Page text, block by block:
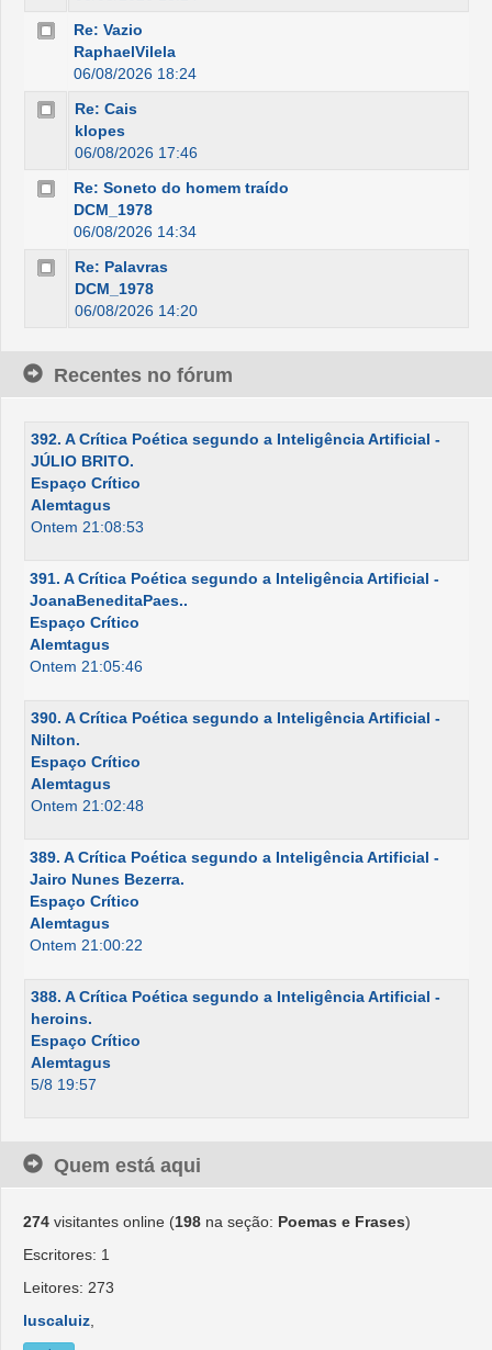
Re: Vazio
RaphaelVilela
06/08/2026 18:24
Re: Cais
klopes
06/08/2026 17:46
Re: Soneto do homem traído
DCM_1978
06/08/2026 14:34
Re: Palavras
DCM_1978
06/08/2026 14:20
Recentes no fórum
392. A Crítica Poética segundo a Inteligência Artificial -
JÚLIO BRITO.
Espaço Crítico
Alemtagus
Ontem 21:08:53
391. A Crítica Poética segundo a Inteligência Artificial -
JoanaBeneditaPaes..
Espaço Crítico
Alemtagus
Ontem 21:05:46
390. A Crítica Poética segundo a Inteligência Artificial -
Nilton.
Espaço Crítico
Alemtagus
Ontem 21:02:48
389. A Crítica Poética segundo a Inteligência Artificial -
Jairo Nunes Bezerra.
Espaço Crítico
Alemtagus
Ontem 21:00:22
388. A Crítica Poética segundo a Inteligência Artificial -
heroins.
Espaço Crítico
Alemtagus
5/8 19:57
Quem está aqui
274 visitantes online (198 na seção: Poemas e Frases)
Escritores: 1
Leitores: 273
luscaluiz